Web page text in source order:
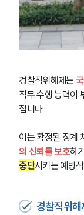
경찰직위해제는
직무 수행 능력이
집니다.
이는 확정된 징계
의 신뢰를 보호하
중단시키는 예방
경찰직위해